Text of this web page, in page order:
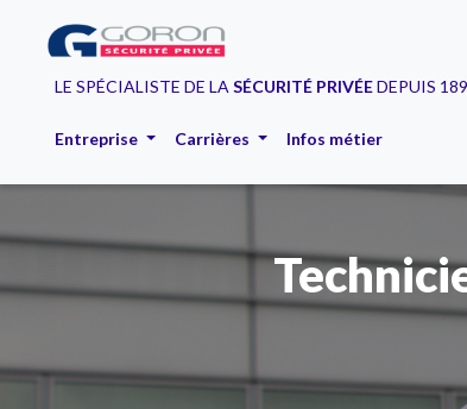
LE SPÉCIALISTE DE LA SÉCURITÉ PRIVÉEDEPUIS
Entreprise Carrières Infos métier